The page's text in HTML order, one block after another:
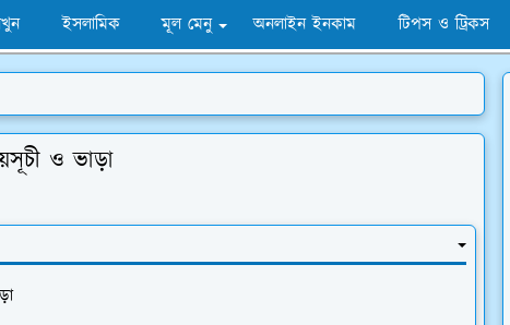
ইসলামিক মূল মেনু অনলাইন ইনকাম টিপস ও ট্রিকস
ও ভাড়া